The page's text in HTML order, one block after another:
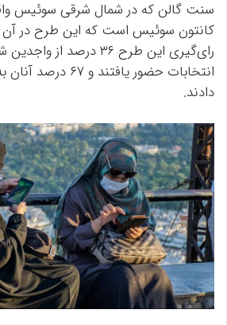
سنت گالن که در شمال شرقی سوئیس
کانتون سوئیس است که این طرح در
رای‌گیری این طرح ۳۶ درصد
انتخابات حضور
دادند.